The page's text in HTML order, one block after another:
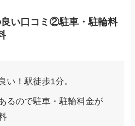
い口コミ②駐車・駐輪料
い！駅徒歩1分。
るので駐車・駐輪料金が